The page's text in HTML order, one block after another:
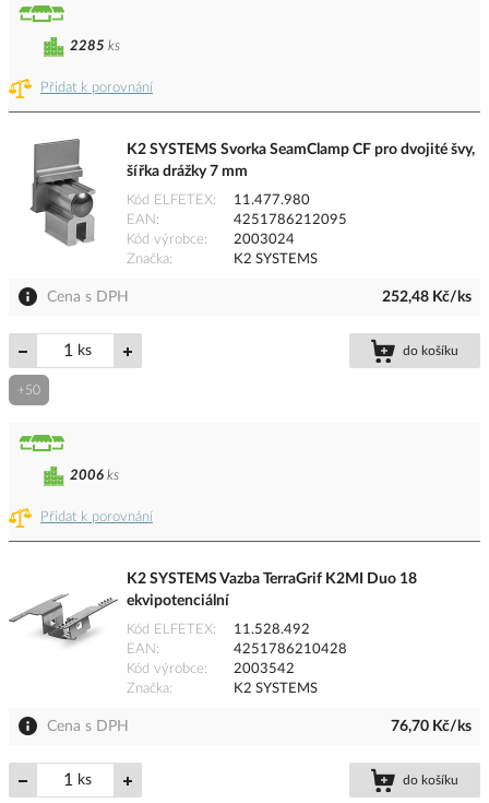
Přidat k porovnání
2285 ks
K2 SYSTEMS Svorka SeamClamp CF pro dvojité švy,
šířka drážky 7 mm
Kód ELFETEX
11.477.980
EAN
4251786212095
Kód výrobce
2003024
Značka
K2 SYSTEMS
Cena s DPH 252,48 Kč/ks
ks do košíku
+50
Přidat k porovnání
2006 ks
K2 SYSTEMS Vazba TerraGrif K2MI Duo 18
ekvipotenciální
Kód ELFETEX
11.528.492
EAN
4251786210428
Kód výrobce
2003542
Značka
K2 SYSTEMS
Cena s DPH 76,70 Kč/ks
ks do košíku